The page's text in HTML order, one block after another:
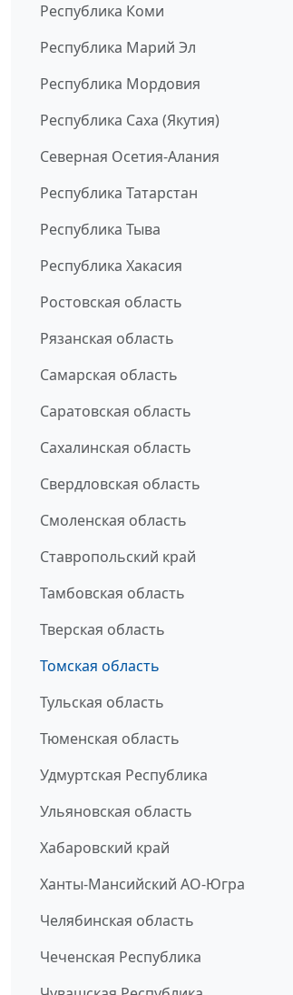
Республика Коми
Республика Марий Эл
Республика Мордовия
Республика Саха (Якутия)
Северная Осетия-Алания
Республика Татарстан
Республика Тыва
Республика Хакасия
Ростовская область
Рязанская область
Самарская область
Саратовская область
Сахалинская область
Свердловская область
Смоленская область
Ставропольский край
Тамбовская область
Тверская область
Томская область
Тульская область
Тюменская область
Удмуртская Республика
Ульяновская область
Хабаровский край
Ханты-Мансийский АО-Югра
Челябинская область
Чеченская Республика